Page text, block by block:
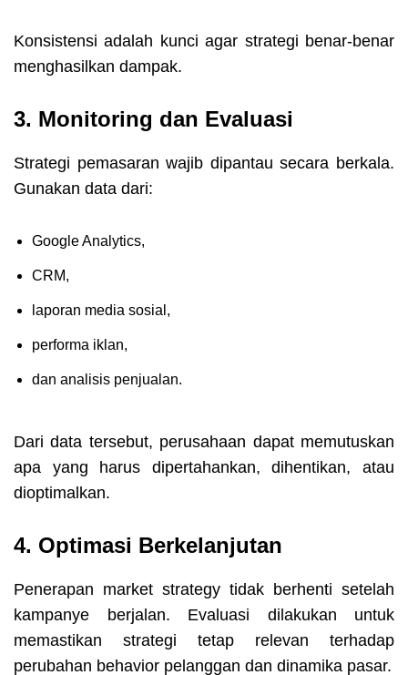
Konsistensi adalah kunci agar strategi benar-benar
menghasilkan dampak.
3. Monitoring dan Evaluasi
Strategi pemasaran wajib dipantau secara berkala.
Gunakan data dari:
Google Analytics,
CRM,
laporan media sosial,
performa iklan,
dan analisis penjualan.
Dari data tersebut, perusahaan dapat memutuskan
apa yang harus dipertahankan, dihentikan, atau
dioptimalkan.
4. Optimasi Berkelanjutan
Penerapan market strategy tidak berhenti setelah
kampanye berjalan. Evaluasi dilakukan untuk
memastikan strategi tetap relevan terhadap
perubahan behavior pelanggan dan dinamika pasar.